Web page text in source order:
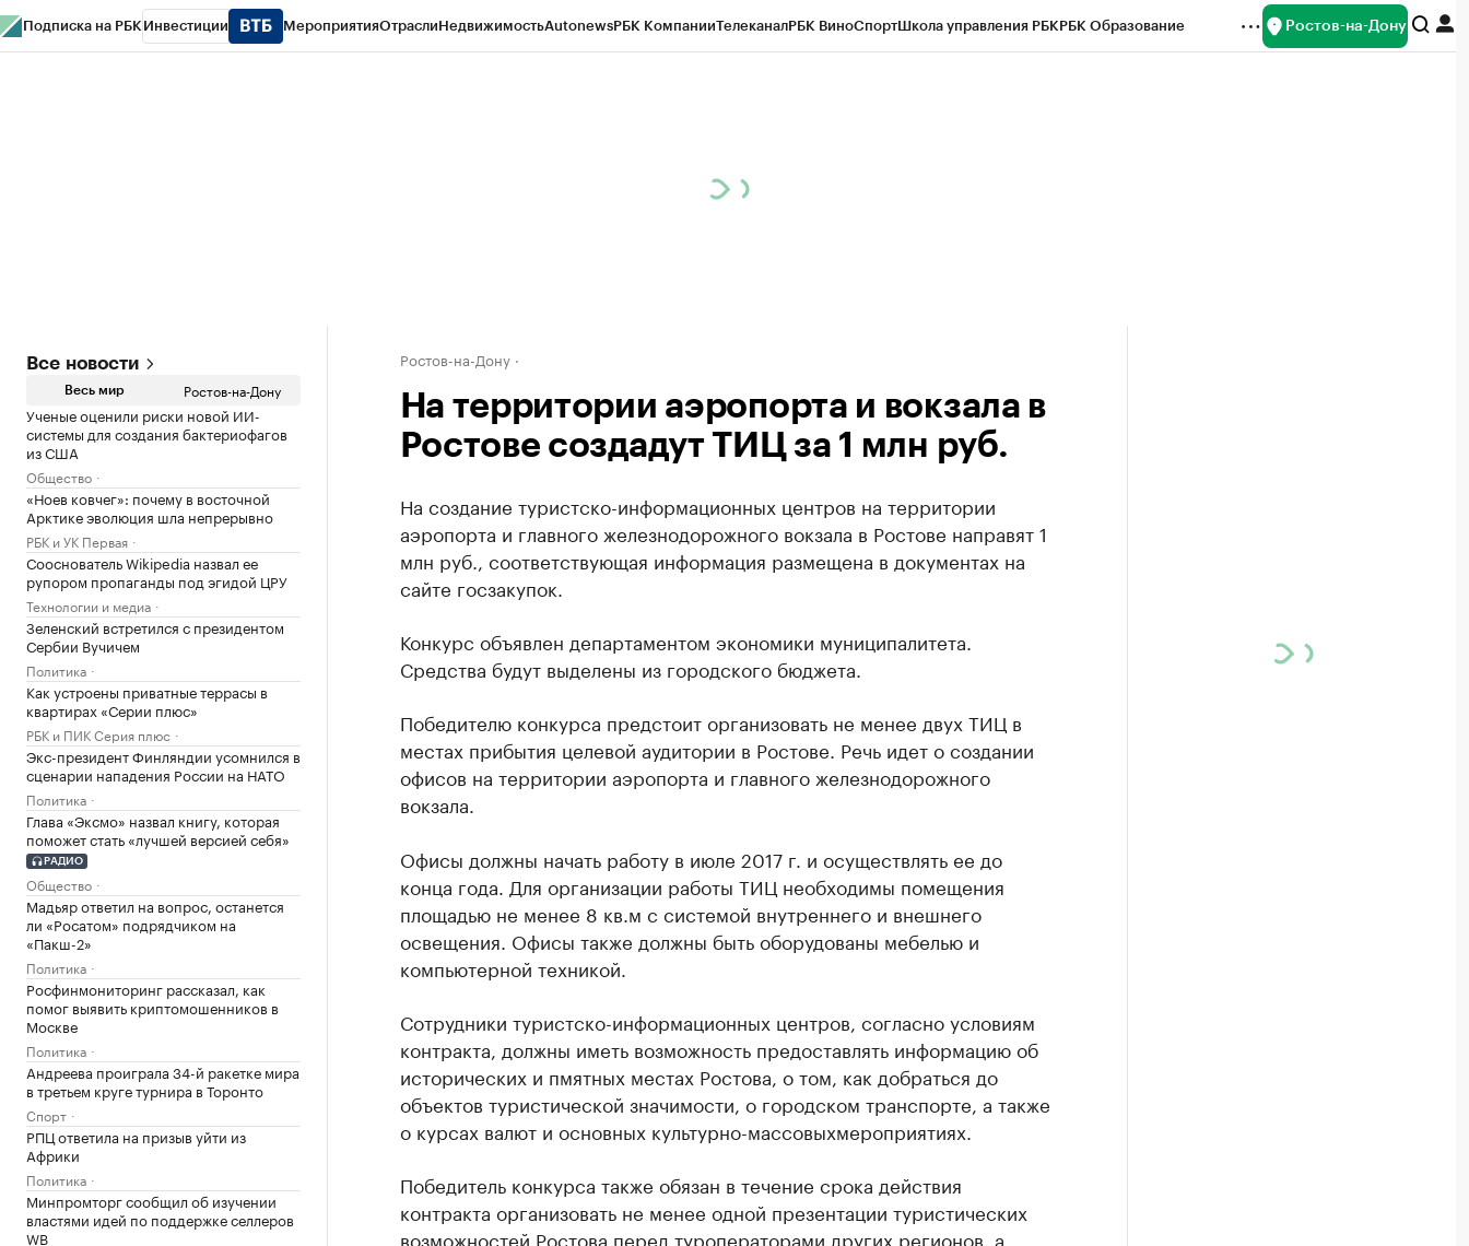
Подписка на РБК Инвестиции МероприятияОтраслиНедвижимостьAutonewsРБК КомпанииТелеканалРБК ВиноСпортШкола управления РБКРБК Образование Ростов-на-Дону
Все новости
Весь мир Ростов-на-Дону
Ученые оценили риски новой ИИ-
системы для создания бактериофагов
из США
Общество
«Ноев ковчег»: почему в восточной
Арктике эволюция шла непрерывно
РБК и УК Первая
Сооснователь Wikipedia назвал ее
рупором пропаганды под эгидой ЦРУ
Технологии и медиа
Зеленский встретился с президентом
Сербии Вучичем
Политика
Как устроены приватные террасы в
квартирах «Серии плюс»
РБК и ПИК Серия плюс
Экс-президент Финляндии усомнился в
сценарии нападения России на НАТО
Политика
Глава «Эксмо» назвал книгу, которая
поможет стать «лучшей версией себя»
РАДИО
Общество
Мадьяр ответил на вопрос, останется
ли «Росатом» подрядчиком на
«Пакш-2»
Политика
Росфинмониторинг рассказал, как
помог выявить криптомошенников в
Москве
Политика
Андреева проиграла 34-й ракетке мира
в третьем круге турнира в Торонто
Спорт
РПЦ ответила на призыв уйти из
Африки
Политика
Минпромторг сообщил об изучении
властями идей по поддержке селлеров
WB
Ростов-на-Дону
На территории аэропорта и вокзала в
Ростове создадут ТИЦ за 1 млн руб.
На создание туристско-информационных центров на территории
аэропорта и главного железнодорожного вокзала в Ростове направят 1
млн руб., соответствующая информация размещена в документах на
сайте госзакупок.
Конкурс объявлен департаментом экономики муниципалитета.
Средства будут выделены из городского бюджета.
Победителю конкурса предстоит организовать не менее двух ТИЦ в
местах прибытия целевой аудитории в Ростове. Речь идет о создании
офисов на территории аэропорта и главного железнодорожного
вокзала.
Офисы должны начать работу в июле 2017 г. и осуществлять ее до
конца года. Для организации работы ТИЦ необходимы помещения
площадью не менее 8 кв.м с системой внутреннего и внешнего
освещения. Офисы также должны быть оборудованы мебелью и
компьютерной техникой.
Сотрудники туристско-информационных центров, согласно условиям
контракта, должны иметь возможность предоставлять информацию об
исторических и пмятных местах Ростова, о том, как добраться до
объектов туристической значимости, о городском транспорте, а также
о курсах валют и основных культурно-массовыхмероприятиях.
Победитель конкурса также обязан в течение срока действия
контракта организовать не менее одной презентации туристических
возможностей Ростова перед туроператорами других регионов, а